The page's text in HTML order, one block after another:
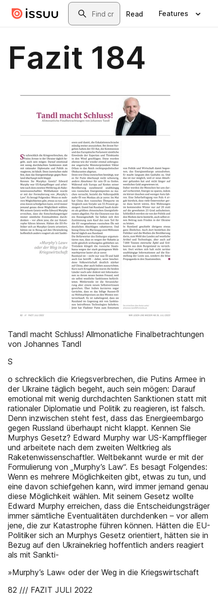
Skip to main contentSearch
Read Features
Fazit 184
Tandl macht Schluss! Allmonatliche Finalbetrachtungen
von Johannes Tandl
S
o schrecklich die Kriegsverbrechen, die Putins Armee in
der Ukraine täglich begeht, auch sein mögen: Darauf
emotional mit wenig durchdachten Sanktionen statt mit
rationaler Diplomatie und Politik zu reagieren, ist falsch.
Denn inzwischen steht fest, dass das Energieembargo
gegen Russland überhaupt nicht klappt. Kennen Sie
Murphys Gesetz? Edward Murphy war US-Kampfflieger
und arbeitete nach dem zweiten Weltkrieg als
Raketenwissenschaftler. Weltbekannt wurde er mit der
Formulierung von „Murphy’s Law“. Es besagt Folgendes:
Wenn es mehrere Möglichkeiten gibt, etwas zu tun, und
eine davon schiefgehen kann, wird immer jemand genau
diese Möglichkeit wählen. Mit seinem Gesetz wollte
Edward Murphy erreichen, dass die Entscheidungsträger
immer sämtliche Eventualitäten durchdenken – vor allem
jene, die zur Katastrophe führen können. Hätten die EU-
Politiker sich an Murphys Gesetz orientiert, hätten sie in
Bezug auf den Ukrainekrieg hoffentlich anders reagiert
als mit Sankti-
»Murphy’s Law« oder der Weg in die Kriegswirtschaft
82 /// FAZIT JULI 2022